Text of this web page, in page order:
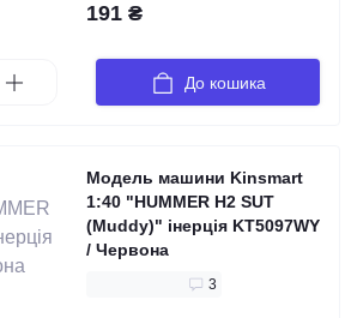
191 ₴
До кошика
Модель машини Kinsmart
1:40 "HUMMER H2 SUT
(Muddy)" інерція KT5097WY
/ Червона
3